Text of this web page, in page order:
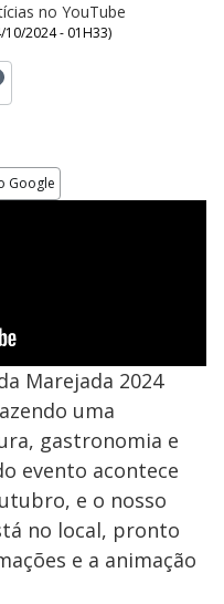
no YouTube
10/2024 - 01H33)
Google
Marejada 2024
uma
gastronomia e
evento acontece
e o nosso
no local, pronto
e a animação